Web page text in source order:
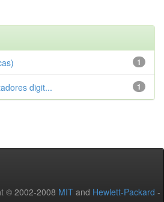
1
1
digit...
© 2002-2008 MIT and Hewlett-Packard -